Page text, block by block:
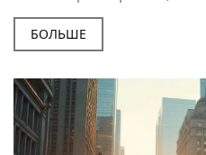
средств может приносить
новички часто совершают
привести к успеху. Это
советы и примеры из
потеряться в мире
максимальную пользу.
БОЛЬШЕ